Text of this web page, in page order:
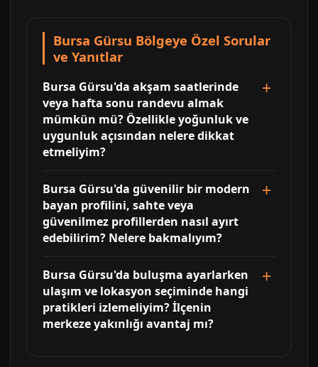
Bursa Gürsu Bölgeye Özel Sorular
ve Yanıtlar
Bursa Gürsu'da akşam saatlerinde
veya hafta sonu randevu almak
mümkün mü? Özellikle yoğunluk ve
uygunluk açısından nelere dikkat
etmeliyim?
Bursa Gürsu'da güvenilir bir modern
bayan profilini, sahte veya
güvenilmez profillerden nasıl ayırt
edebilirim? Nelere bakmalıyım?
Bursa Gürsu'da buluşma ayarlarken
ulaşım ve lokasyon seçiminde hangi
pratikleri izlemeliyim? İlçenin
merkeze yakınlığı avantaj mı?